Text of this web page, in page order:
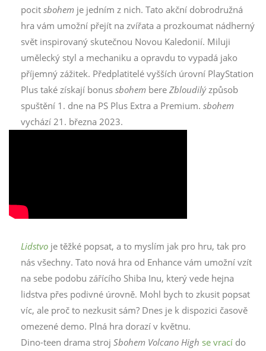
pocit sbohem je jedním z nich. Tato akční dobrodružná
hra vám umožní přejít na zvířata a prozkoumat nádherný
svět inspirovaný skutečnou Novou Kaledonií. Miluji
umělecký styl a mechaniku a opravdu to vypadá jako
příjemný zážitek. Předplatitelé vyšších úrovní PlayStation
Plus také získají bonus sbohem bere Zbloudilýzpůsob
spuštění 1. dne na PS Plus Extra a Premium. sbohem
vychází 21. března 2023.
Lidstvo je těžké popsat, a to myslím jak pro hru, tak pro
nás všechny. Tato nová hra od Enhance vám umožní vzít
na sebe podobu zářícího Shiba Inu, který vede hejna
lidstva přes podivné úrovně. Mohl bych to zkusit popsat
víc, ale proč to nezkusit sám? Dnes je k dispozici časově
omezené demo. Plná hra dorazí v květnu.
Dino-teen drama stroj Sbohem Volcano High se vrací do